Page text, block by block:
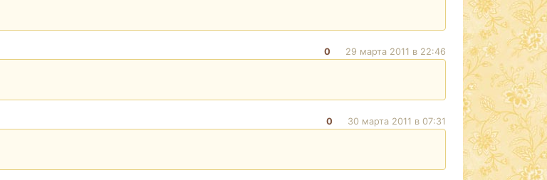
0 29 марта 2011 в 22:46
0 30 марта 2011 в 07:31